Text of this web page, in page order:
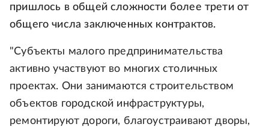
пришлось в общей сложности более трети от
общего числа заключенных контрактов.
"Субъекты малого предпринимательства
активно участвуют во многих столичных
проектах. Они занимаются строительством
объектов городской инфраструктуры,
ремонтируют дороги, благоустраивают дворы,